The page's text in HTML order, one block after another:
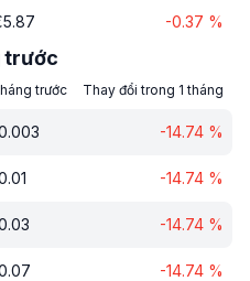
5.87 -0.37 %
trước
trước Thay đổi trong 1 tháng
-14.74 %
-14.74 %
-14.74 %
-14.74 %